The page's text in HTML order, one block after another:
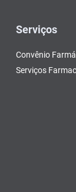
Serviços
Convênio
Serviços